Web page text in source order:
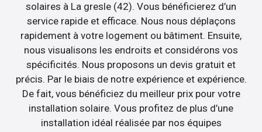
solaires à La gresle (42). Vous bénéficierez d’un
service rapide et efficace. Nous nous déplaçons
rapidement à votre logement ou bâtiment. Ensuite,
nous visualisons les endroits et considérons vos
spécificités. Nous proposons un devis gratuit et
précis. Par le biais de notre expérience et expérience.
De fait, vous bénéficiez du meilleur prix pour votre
installation solaire. Vous profitez de plus d’une
installation idéal réalisée par nos équipes